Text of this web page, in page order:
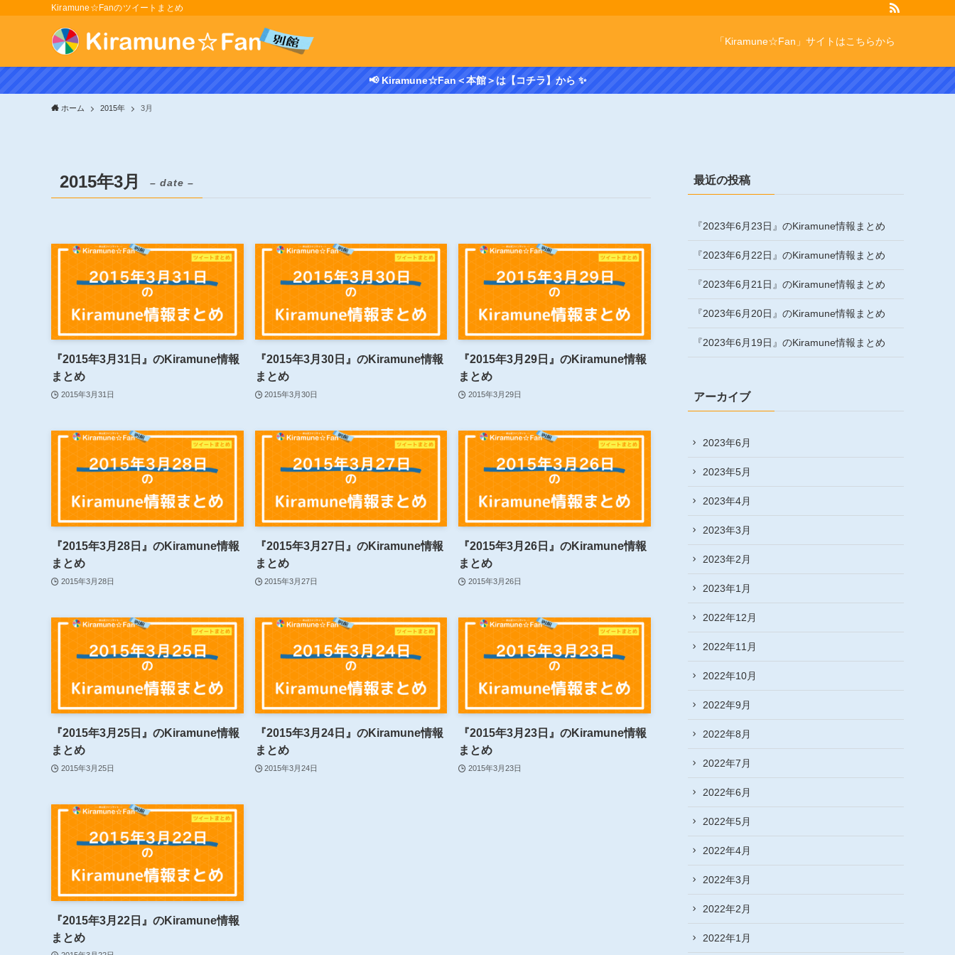
Kiramune☆Fanのツイートまとめ
「Kiramune☆Fan」サイトはこちらから
📢 Kiramune☆Fan＜本館＞は【コチラ】から ✨
ホーム 2015年 3月
2015年3月 – date –
『2015年3月31日』のKiramune情報
まとめ
2015年3月31日
『2015年3月30日』のKiramune情報
まとめ
2015年3月30日
『2015年3月29日』のKiramune情報
まとめ
2015年3月29日
『2015年3月28日』のKiramune情報
まとめ
2015年3月28日
『2015年3月27日』のKiramune情報
まとめ
2015年3月27日
『2015年3月26日』のKiramune情報
まとめ
2015年3月26日
『2015年3月25日』のKiramune情報
まとめ
2015年3月25日
『2015年3月24日』のKiramune情報
まとめ
2015年3月24日
『2015年3月23日』のKiramune情報
まとめ
2015年3月23日
『2015年3月22日』のKiramune情報
まとめ
最近の投稿
『2023年6月23日』のKiramune情報まとめ
『2023年6月22日』のKiramune情報まとめ
『2023年6月21日』のKiramune情報まとめ
『2023年6月20日』のKiramune情報まとめ
『2023年6月19日』のKiramune情報まとめ
アーカイブ
2023年6月
2023年5月
2023年4月
2023年3月
2023年2月
2023年1月
2022年12月
2022年11月
2022年10月
2022年9月
2022年8月
2022年7月
2022年6月
2022年5月
2022年4月
2022年3月
2022年2月
2022年1月